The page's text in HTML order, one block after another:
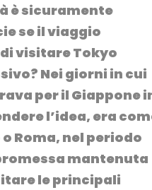
è sicuramente
se il viaggio
visitare Tokyo
Nei giorni in cui
per il Giappone
l’idea, era
Roma, nel periodo
mantenuta
le principali